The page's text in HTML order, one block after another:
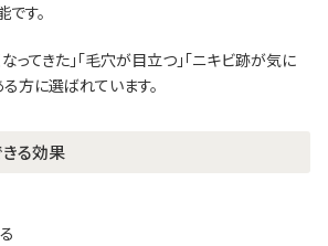
す。
ってきた」「毛穴が目立つ」「ニキビ跡が気に
方に選ばれています。
る効果